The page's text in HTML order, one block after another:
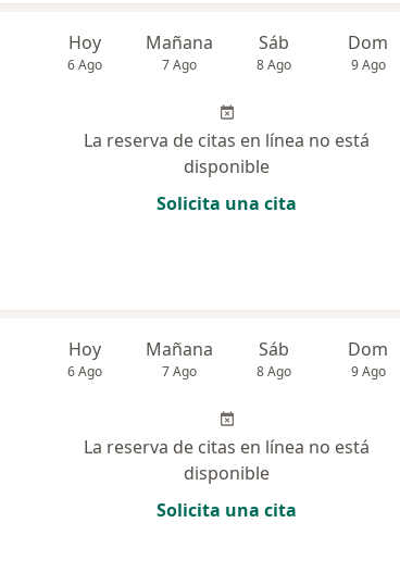
Hoy
6 Ago
Mañana
7 Ago
Sáb
8 Ago
Dom
9 Ago
La reserva de citas en línea no está
disponible
Solicita una cita
Hoy
6 Ago
Mañana
7 Ago
Sáb
8 Ago
Dom
9 Ago
La reserva de citas en línea no está
disponible
Solicita una cita